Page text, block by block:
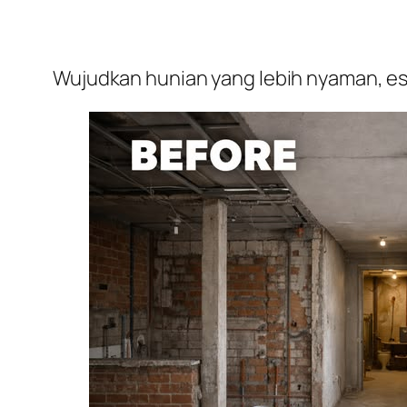
Wujudkan hunian yang lebih nyaman,